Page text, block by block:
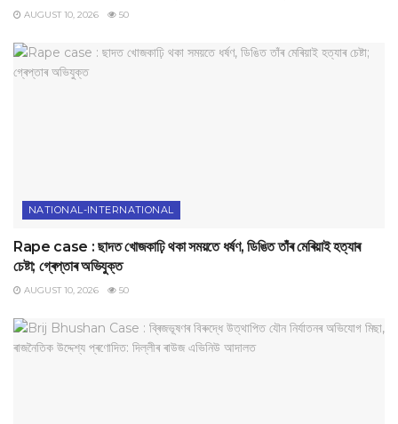
AUGUST 10, 2026 50
NATIONAL-INTERNATIONAL
Rape case : ছাদত খোজকাঢ়ি থকা সময়তে ধৰ্ষণ, ডিঙিত তাঁৰ মেৰিয়াই হত্যাৰ
চেষ্টা; গ্ৰেপ্তাৰ অভিযুক্ত
AUGUST 10, 2026 50